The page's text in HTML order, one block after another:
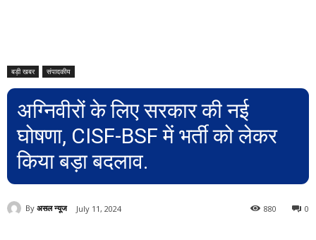
बड़ी खबर संपादकीय
अग्निवीरों के लिए सरकार की नई
घोषणा, CISF-BSF में भर्ती को लेकर
किया बड़ा बदलाव.
By असल न्यूज July 11, 2024 0
880